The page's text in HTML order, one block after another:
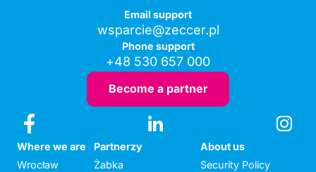
Email support
wsparcie@zeccer.pl
Phone support
+48 530 657 000
Become a partner
Where we are
Wrocław
Partnerzy
Żabka
About us
Security Policy